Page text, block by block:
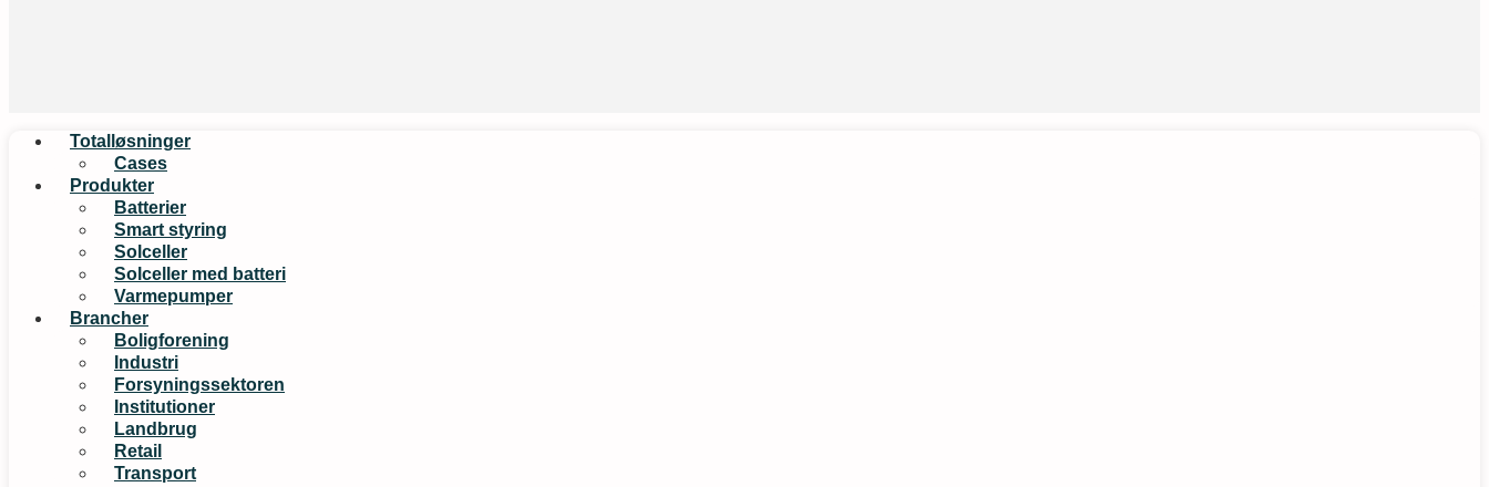
Totalløsninger
Cases
Produkter
Batterier
Smart styring
Solceller
Solceller med batteri
Varmepumper
Brancher
Boligforening
Industri
Forsyningssektoren
Institutioner
Landbrug
Retail
Transport